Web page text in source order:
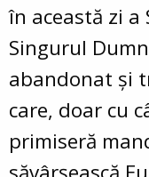
în această zi
Singurul
abandonat şi
care, doar cu
primiseră